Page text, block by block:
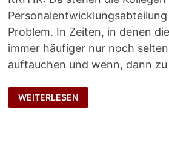
Problem. In Zeiten, in denen
immer häufiger nur noch
auftauchen und wenn, dann
DEMOKRATISCHES
TALENTMANAGEMENT?
WEITERLESEN